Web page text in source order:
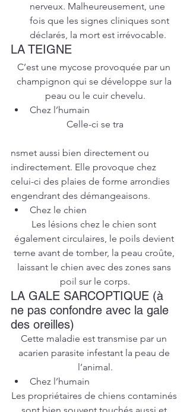
nerveux. Malheureusement, une
fois que les signes cliniques sont
déclarés, la mort est irrévocable.
LA TEIGNE
C’est une mycose provoquée par un
champignon qui se développe sur la
peau ou le cuir chevelu.
Chez l’humain
Celle-ci se tra
nsmet aussi bien directement ou
indirectement. Elle provoque chez
celui-ci des plaies de forme arrondies
engendrant des démangeaisons.
Chez le chien
Les lésions chez le chien sont
également circulaires, le poils devient
terne avant de tomber, la peau croûte,
laissant le chien avec des zones sans
poil sur le corps.
LA GALE SARCOPTIQUE (à
ne pas confondre avec la gale
des oreilles)
Cette maladie est transmise par un
acarien parasite infestant la peau de
l’animal.
Chez l’humain
Les propriétaires de chiens contaminés